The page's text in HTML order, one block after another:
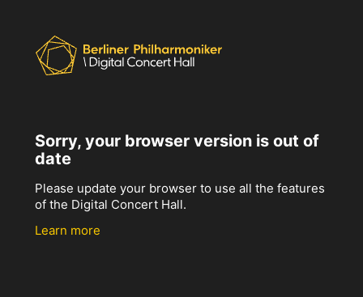
Sorry, your browser version is out of
date
Please update your browser to use all the features
of the Digital Concert Hall.
Learn more